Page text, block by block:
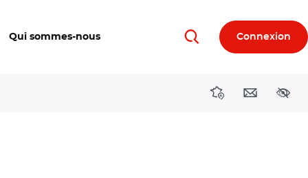
Qui sommes-nous RechercherConnexion
DirectionsContact